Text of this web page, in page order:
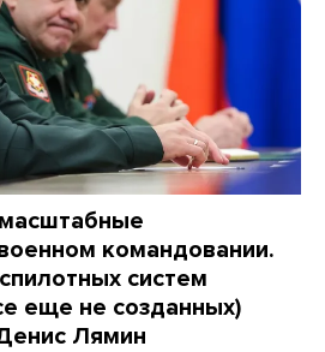
командовании.
систем
еще не созданных)
Лямин